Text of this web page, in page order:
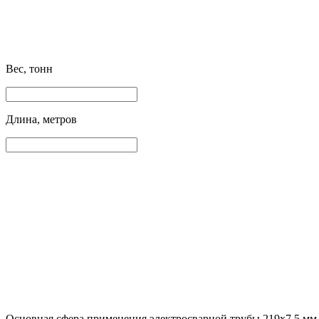
Вес, тонн
Длина, метров